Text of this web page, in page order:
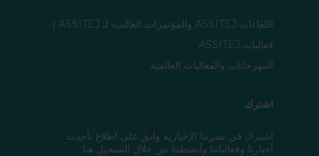
اللقاءات ASSITEJ والمؤتمرات العالمية لـ ASSITEJ )
فعاليات ASSITEJ
المهرجانات والفعاليات العالمية
اشترك
اشترك في نشرتنا الإخبارية وابقَ على اطلاع بأحدث
أخبارنا وفعالياتنا وأنشطتنا من خلال التسجيل هنا: